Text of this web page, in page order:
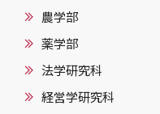
農学部
薬学部
法学研究科
経営学研究科